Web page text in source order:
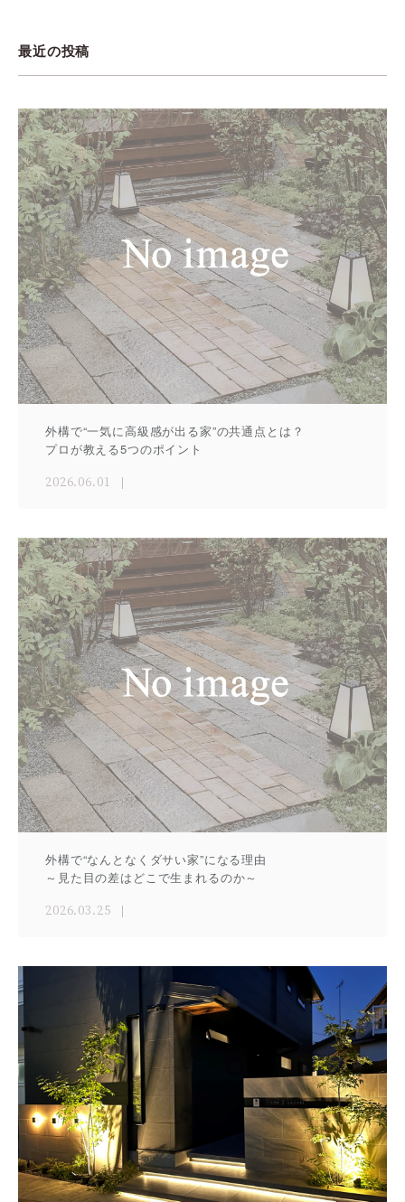
最近の投稿
外構で“一気に高級感が出る家”の共通点とは？
プロが教える5つのポイント
2026.06.01
外構で“なんとなくダサい家”になる理由
～見た目の差はどこで生まれるのか～
2026.03.25